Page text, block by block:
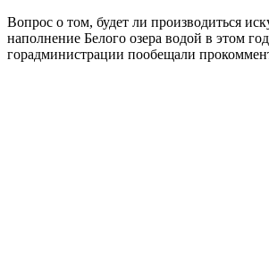
Вопрос о том, будет ли производиться
наполнение Белого озера водой в этом
горадминистрации пообещали